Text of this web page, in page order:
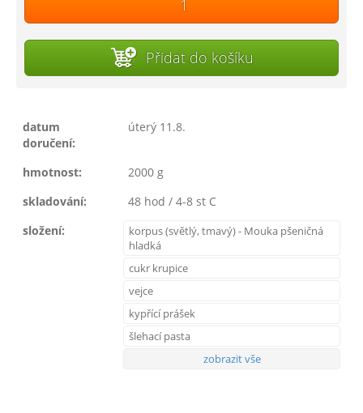
Přidat do košíku
datum
doručení:
úterý 11.8.
hmotnost:
2000 g
skladování:
48 hod / 4-8 st C
složení:
korpus (světlý, tmavý) - Mouka pšeničná
hladká
cukr krupice
vejce
kypřící prášek
šlehací pasta
zobrazit vše